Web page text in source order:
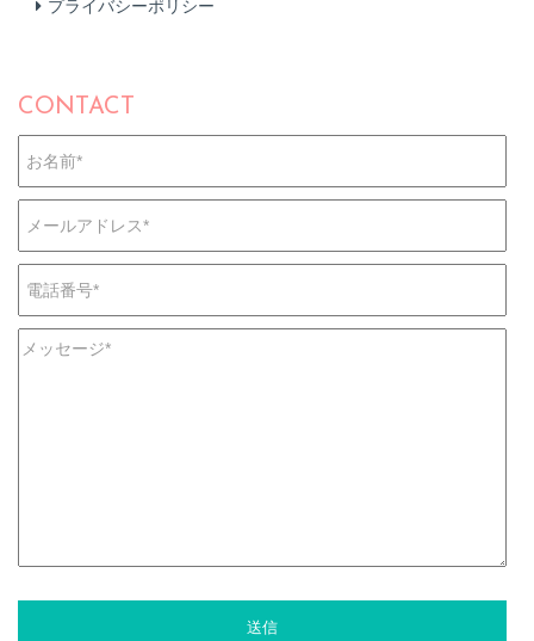
プライバシーポリシー
CONTACT